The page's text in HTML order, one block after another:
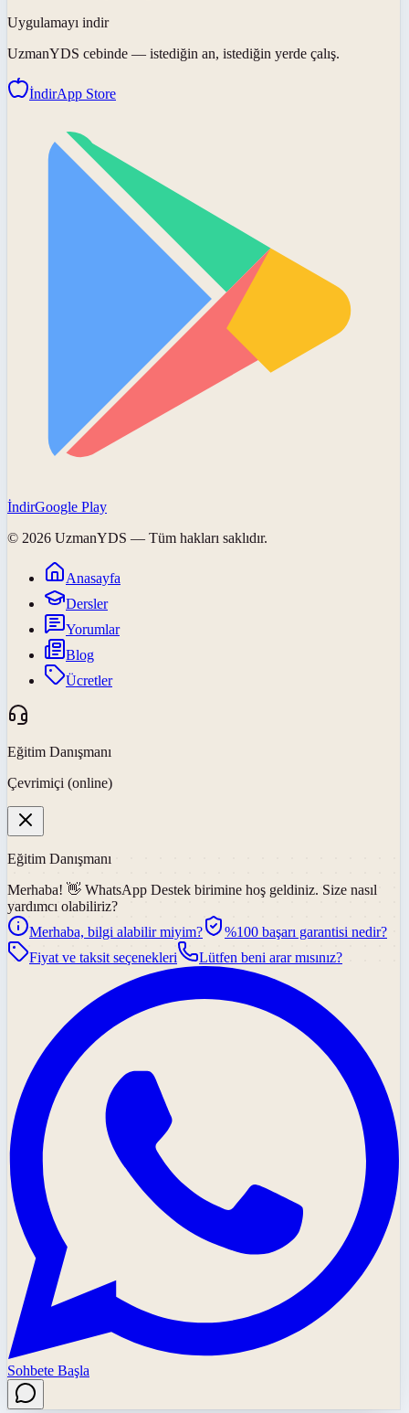
Uygulamayı indir
UzmanYDS cebinde — istediğin an, istediğin yerde çalış.
İndirApp Store
İndirGoogle Play
© 2026 UzmanYDS — Tüm hakları saklıdır.
Anasayfa
Dersler
Yorumlar
Blog
Ücretler
Eğitim Danışmanı
Çevrimiçi (online)
Eğitim Danışmanı
Merhaba! 👋 WhatsApp Destek birimine hoş geldiniz. Size nasıl
yardımcı olabiliriz?
Merhaba, bilgi alabilir miyim?
%100 başarı garantisi nedir?
Fiyat ve taksit seçenekleri
Lütfen beni arar mısınız?
Sohbete Başla